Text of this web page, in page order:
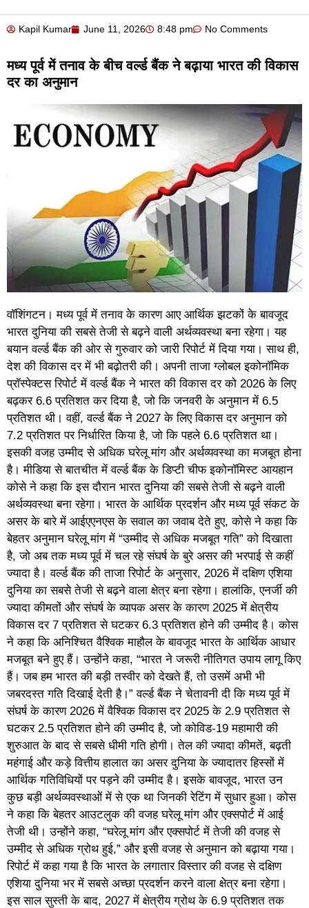
Kapil Kumar June 11, 2026 8:48 pm No Comments
मध्य पूर्व में तनाव के बीच वर्ल्ड बैंक ने बढ़ाया भारत की विकास
दर का अनुमान
वॉशिंगटन। मध्य पूर्व में तनाव के कारण आए आर्थिक झटकों के बावजूद
भारत दुनिया की सबसे तेजी से बढ़ने वाली अर्थव्यवस्था बना रहेगा। यह
बयान वर्ल्ड बैंक की ओर से गुरुवार को जारी रिपोर्ट में दिया गया। साथ ही,
देश की विकास दर में भी बढ़ोतरी की। अपनी ताजा ग्लोबल इकोनॉमिक
प्रॉस्पेक्टस रिपोर्ट में वर्ल्ड बैंक ने भारत की विकास दर को 2026 के लिए
बढ़कर 6.6 प्रतिशत कर दिया है, जो कि जनवरी के अनुमान में 6.5
प्रतिशत थी। वहीं, वर्ल्ड बैंक ने 2027 के लिए विकास दर अनुमान को
7.2 प्रतिशत पर निर्धारित किया है, जो कि पहले 6.6 प्रतिशत था।
इसकी वजह उम्मीद से अधिक घरेलू मांग और अर्थव्यवस्था का मजबूत होना
है। मीडिया से बातचीत में वर्ल्ड बैंक के डिप्टी चीफ इकोनॉमिस्ट आयहान
कोसे ने कहा कि इस दौरान भारत दुनिया की सबसे तेजी से बढ़ने वाली
अर्थव्यवस्था बना रहेगा। भारत के आर्थिक प्रदर्शन और मध्य पूर्व संकट के
असर के बारे में आईएएनएस के सवाल का जवाब देते हुए, कोसे ने कहा कि
बेहतर अनुमान घरेलू मांग में “उम्मीद से अधिक मजबूत गति” को दिखाता
है, जो अब तक मध्य पूर्व में चल रहे संघर्ष के बुरे असर की भरपाई से कहीं
ज्यादा है। वर्ल्ड बैंक की ताजा रिपोर्ट के अनुसार, 2026 में दक्षिण एशिया
दुनिया का सबसे तेजी से बढ़ने वाला क्षेत्र बना रहेगा। हालांकि, एनर्जी की
ज्यादा कीमतों और संघर्ष के व्यापक असर के कारण 2025 में क्षेत्रीय
विकास दर 7 प्रतिशत से घटकर 6.3 प्रतिशत होने की उम्मीद है। कोस
ने कहा कि अनिश्चित वैश्विक माहौल के बावजूद भारत के आर्थिक आधार
मजबूत बने हुए हैं। उन्होंने कहा, “भारत ने जरूरी नीतिगत उपाय लागू किए
हैं। जब हम भारत की बड़ी तस्वीर को देखते हैं, तो उसमें अभी भी
जबरदस्त गति दिखाई देती है।” वर्ल्ड बैंक ने चेतावनी दी कि मध्य पूर्व में
संघर्ष के कारण 2026 में वैश्विक विकास दर 2025 के 2.9 प्रतिशत से
घटकर 2.5 प्रतिशत होने की उम्मीद है, जो कोविड-19 महामारी की
शुरुआत के बाद से सबसे धीमी गति होगी। तेल की ज्यादा कीमतें, बढ़ती
महंगाई और कड़े वित्तीय हालात का असर दुनिया के ज्यादातर हिस्सों में
आर्थिक गतिविधियों पर पड़ने की उम्मीद है। इसके बावजूद, भारत उन
कुछ बड़ी अर्थव्यवस्थाओं में से एक था जिनकी रेटिंग में सुधार हुआ। कोस
ने कहा कि बेहतर आउटलुक की वजह घरेलू मांग और एक्सपोर्ट में आई
तेजी थी। उन्होंने कहा, “घरेलू मांग और एक्सपोर्ट में तेजी की वजह से
उम्मीद से अधिक ग्रोथ हुई,” और इसी वजह से अनुमान को बढ़ाया गया।
रिपोर्ट में कहा गया है कि भारत के लगातार विस्तार की वजह से दक्षिण
एशिया दुनिया भर में सबसे अच्छा प्रदर्शन करने वाला क्षेत्र बना रहेगा।
इस साल सुस्ती के बाद, 2027 में क्षेत्रीय ग्रोथ के 6.9 प्रतिशत तक